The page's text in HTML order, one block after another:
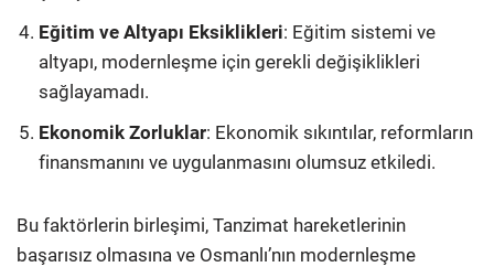
Eğitim ve Altyapı Eksiklikleri: Eğitim sistemi ve
altyapı, modernleşme için gerekli değişiklikleri
sağlayamadı.
Ekonomik Zorluklar: Ekonomik sıkıntılar, reformların
finansmanını ve uygulanmasını olumsuz etkiledi.
Bu faktörlerin birleşimi, Tanzimat hareketlerinin
başarısız olmasına ve Osmanlı’nın modernleşme